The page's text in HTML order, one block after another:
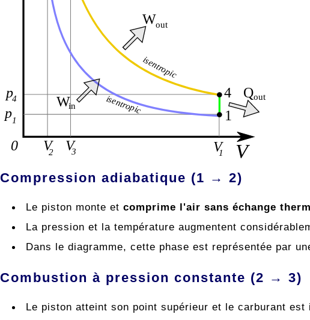
Compression adiabatique (1 → 2)
Le piston monte etcomprime l'air sans échange
La pression et la température augmentent
Dans le diagramme, cette phase est représentée par
Combustion à pression constante (2 → 3)
Le piston atteint son point supérieur et le carburant est